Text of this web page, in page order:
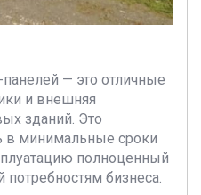
— это отличные
и внешняя
зданий. Это
в минимальные сроки
полноценный
бизнеса.